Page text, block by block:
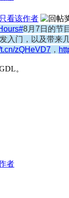
只看该作者
8月7日的节
入门，以及带来
t.cn/zQHeVD7 ，
。
者